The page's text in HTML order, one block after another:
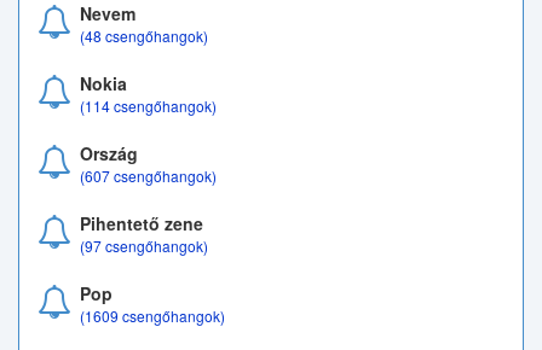
Nevem
(48 csengőhangok)
Nokia
(114 csengőhangok)
Ország
(607 csengőhangok)
Pihentető zene
(97 csengőhangok)
Pop
(1609 csengőhangok)